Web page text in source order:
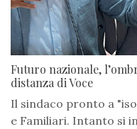
Futuro nazionale,
distanza di Voce
Il sindaco pronto a
e Familiari. Intanto si